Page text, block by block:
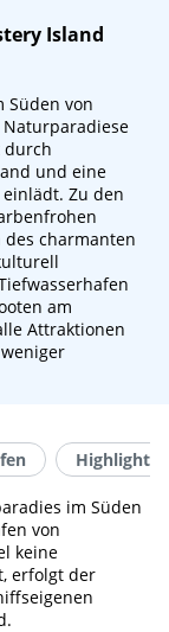
Island
Süden von
durch
und eine
Zu den
des charmanten
am
Attraktionen
Highlights
im Süden
von
keine
erfolgt der